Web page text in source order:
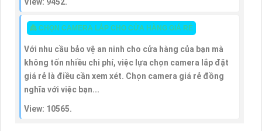
👸 CHỌN CAMERA LẮP CHO CỬA HÀNG GIÁ RẺ
Với nhu cầu bảo vệ an ninh cho cửa hàng của bạn mà
không tốn nhiều chi phí, việc lựa chọn camera lắp đặt
giá rẻ là điều cần xem xét. Chọn camera giá rẻ đồng
nghĩa với việc bạn...
View: 10565.